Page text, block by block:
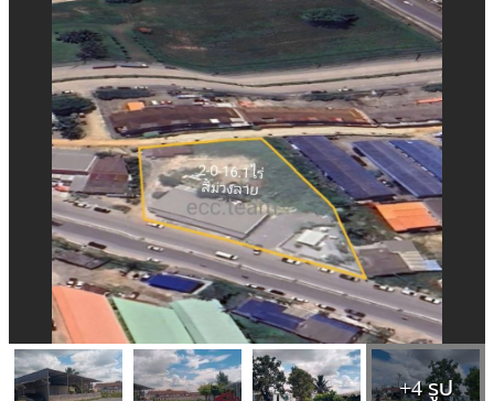
+4 รูป